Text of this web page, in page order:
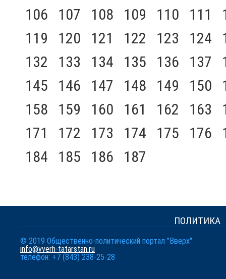
106
107 108 109 110 111
119
120 121 122 123 124
132
133 134 135 136 137
145
146 147 148 149 150
158
159 160 161 162 163
171
172 173 174 175 176
184
185 186 187
ПОЛИТИКА
© 2019 Общественно-политический портал "Вверх"
info@vverh-tatarstan.ru
телефон: +7 (843) 238-25-28